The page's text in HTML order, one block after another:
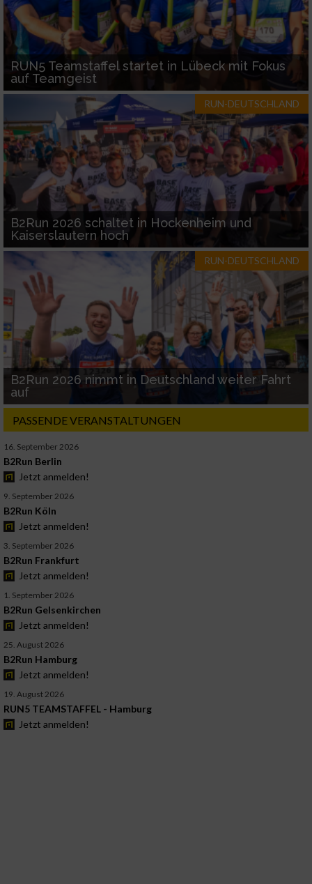
RUN5 Teamstaffel startet in Lübeck mit Fokus
auf Teamgeist
RUN-DEUTSCHLAND
B2Run 2026 schaltet in Hockenheim und
Kaiserslautern hoch
RUN-DEUTSCHLAND
B2Run 2026 nimmt in Deutschland weiter Fahrt
auf
PASSENDE VERANSTALTUNGEN
16. September 2026
B2Run Berlin
Jetzt anmelden!
9. September 2026
B2Run Köln
Jetzt anmelden!
3. September 2026
B2Run Frankfurt
Jetzt anmelden!
1. September 2026
B2Run Gelsenkirchen
Jetzt anmelden!
25. August 2026
B2Run Hamburg
Jetzt anmelden!
19. August 2026
RUN5 TEAMSTAFFEL - Hamburg
Jetzt anmelden!